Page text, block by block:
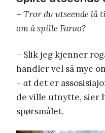
– Tror du utseende lå
om å spille Farao?
– Slik jeg kjenner
handler vel så mye
– at det er
de ville utnytte, sier
spørsmålet.